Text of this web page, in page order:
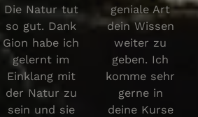
Die Natur tut
so gut. Dank
Gion habe ich
gelernt im
Einklang mit
der Natur zu
sein und sie
geniale Art
dein Wissen
weiter zu
geben. Ich
komme sehr
gerne in
deine Kurse